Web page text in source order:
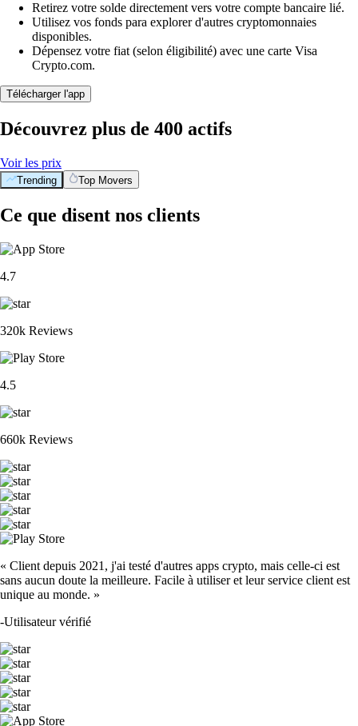
Retirez votre solde directement vers votre compte bancaire lié.
Utilisez vos fonds para explorer d'autres cryptomonnaies
disponibles.
Dépensez votre fiat (selon éligibilité) avec une carte Visa
Crypto.com.
Télécharger l'app
Découvrez plus de 400 actifs
Voir les prix
Trending Top Movers
Ce que disent nos clients
4.7
320k Reviews
4.5
660k Reviews
« Client depuis 2021, j'ai testé d'autres apps crypto, mais celle-ci est
sans aucun doute la meilleure. Facile à utiliser et leur service client est
unique au monde. »
-Utilisateur vérifié